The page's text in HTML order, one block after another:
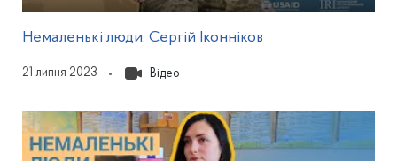
Немаленькі люди: Cергій Іконніков
21 липня 2023 Відео